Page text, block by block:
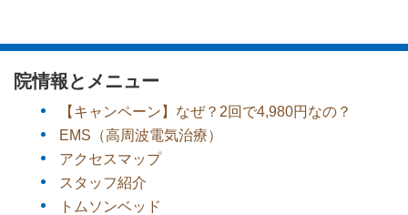
院情報とメニュー
【キャンペーン】なぜ？2回で4,980円なの？
EMS（高周波電気治療）
アクセスマップ
スタッフ紹介
トムソンベッド